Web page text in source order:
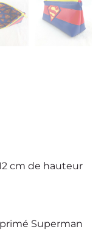
cm de hauteur
Superman